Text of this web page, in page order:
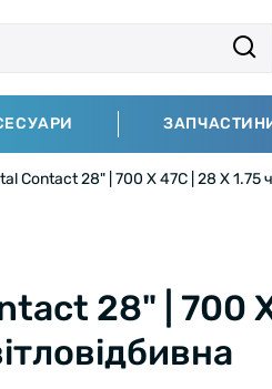
Contact 28" | 700 X 47C | 28 X 1.75
28" | 700